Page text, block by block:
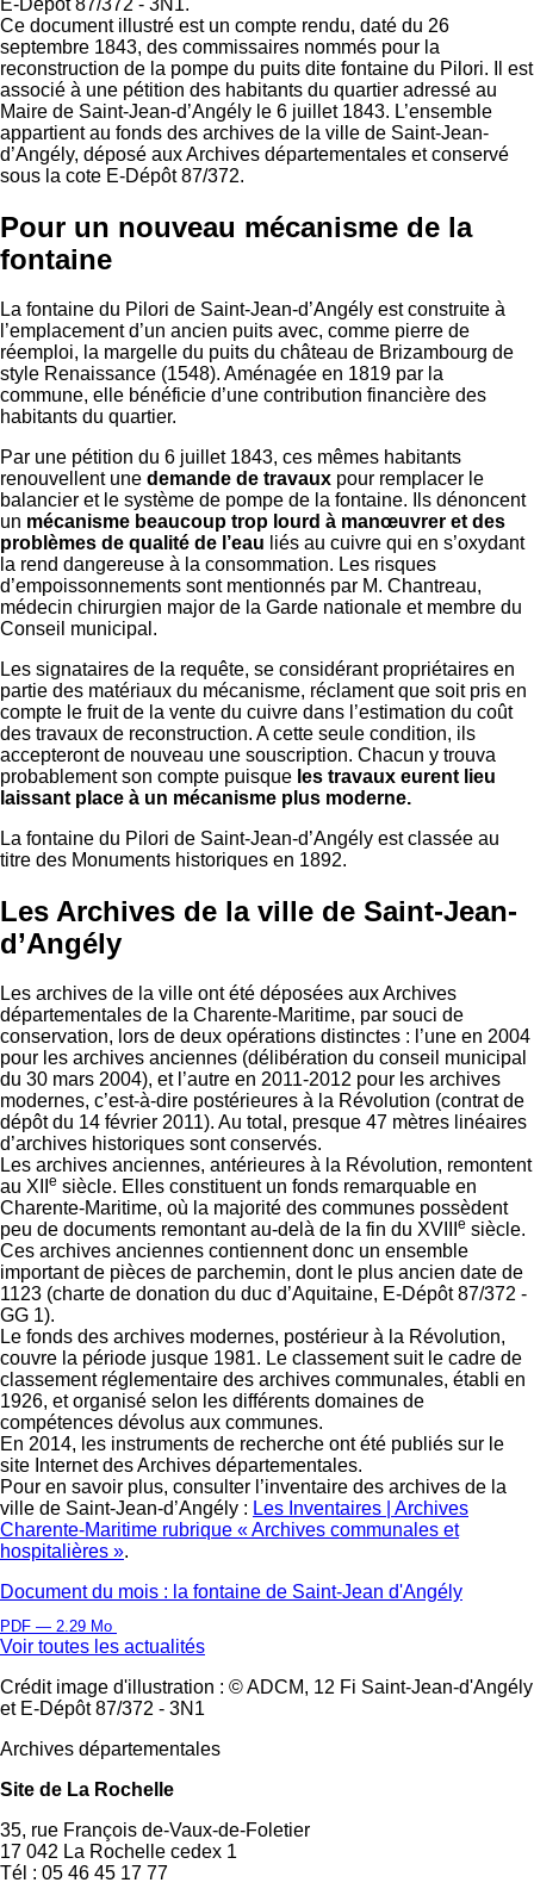
Ce document illustré est un compte rendu, daté du 26
septembre 1843, des commissaires nommés pour la
reconstruction de la pompe du puits dite fontaine du Pilori. Il est
associé à une pétition des habitants du quartier adressé au
Maire de Saint-Jean-d’Angély le 6 juillet 1843. L’ensemble
appartient au fonds des archives de la ville de Saint-Jean-
d’Angély, déposé aux Archives départementales et conservé
sous la cote E-Dépôt 87/372.
Pour un nouveau mécanisme de la
fontaine
La fontaine du Pilori de Saint-Jean-d’Angély est construite à
l’emplacement d’un ancien puits avec, comme pierre de
réemploi, la margelle du puits du château de Brizambourg de
style Renaissance (1548). Aménagée en 1819 par la
commune, elle bénéficie d’une contribution financière des
habitants du quartier.
Par une pétition du 6 juillet 1843, ces mêmes habitants
renouvellent une demande de travaux pour remplacer le
balancier et le système de pompe de la fontaine. Ils dénoncent
un mécanisme beaucoup trop lourd à manœuvrer et des
problèmes de qualité de l’eau liés au cuivre qui en s’oxydant
la rend dangereuse à la consommation. Les risques
d’empoissonnements sont mentionnés par M. Chantreau,
médecin chirurgien major de la Garde nationale et membre du
Conseil municipal.
Les signataires de la requête, se considérant propriétaires en
partie des matériaux du mécanisme, réclament que soit pris en
compte le fruit de la vente du cuivre dans l’estimation du coût
des travaux de reconstruction. A cette seule condition, ils
accepteront de nouveau une souscription. Chacun y trouva
probablement son compte puisque les travaux eurent lieu
laissant place à un mécanisme plus moderne.
La fontaine du Pilori de Saint-Jean-d’Angély est classée au
titre des Monuments historiques en 1892.
Les Archives de la ville de Saint-Jean-
d’Angély
Les archives de la ville ont été déposées aux Archives
départementales de la Charente-Maritime, par souci de
conservation, lors de deux opérations distinctes : l’une en 2004
pour les archives anciennes (délibération du conseil municipal
du 30 mars 2004), et l’autre en 2011-2012 pour les archives
modernes, c’est-à-dire postérieures à la Révolution (contrat de
dépôt du 14 février 2011). Au total, presque 47 mètres linéaires
d’archives historiques sont conservés.
Les archives anciennes, antérieures à la Révolution, remontent
au XII
e siècle. Elles constituent un fonds remarquable en
Charente-Maritime, où la majorité des communes possèdent
peu de documents remontant au-delà de la fin du XVIII
e siècle.
Ces archives anciennes contiennent donc un ensemble
important de pièces de parchemin, dont le plus ancien date de
1123 (charte de donation du duc d’Aquitaine, E-Dépôt 87/372 -
GG 1).
Le fonds des archives modernes, postérieur à la Révolution,
couvre la période jusque 1981. Le classement suit le cadre de
classement réglementaire des archives communales, établi en
1926, et organisé selon les différents domaines de
compétences dévolus aux communes.
En 2014, les instruments de recherche ont été publiés sur le
site Internet des Archives départementales.
Pour en savoir plus, consulter l’inventaire des archives de la
ville de Saint-Jean-d’Angély : Les Inventaires | Archives
Charente-Maritime rubrique « Archives communales et
hospitalières ».
Document du mois : la fontaine de Saint-Jean d'Angély
PDF — 2.29 Mo
Voir toutes les actualités
Crédit image d'illustration : © ADCM, 12 Fi Saint-Jean-d'Angély
et E-Dépôt 87/372 - 3N1
Archives départementales
Site de La Rochelle
35, rue François de-Vaux-de-Foletier
17 042 La Rochelle cedex 1
Tél : 05 46 45 17 77